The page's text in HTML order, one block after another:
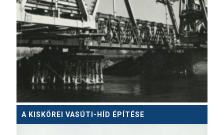
A KISKÖREI VASÚTI-HÍD ÉPÍTÉSE